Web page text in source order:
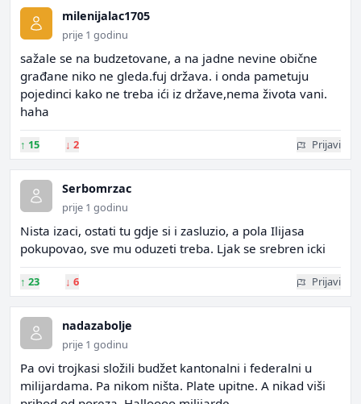
milenijalac1705
prije 1 godinu
sažale se na budzetovane, a na jadne nevine obične
građane niko ne gleda.fuj država. i onda pametuju
pojedinci kako ne treba ići iz države,nema života vani.
haha
↑ 15 ↓ 2 Prijavi
Serbomrzac
prije 1 godinu
Nista izaci, ostati tu gdje si i zasluzio, a pola Ilijasa
pokupovao, sve mu oduzeti treba. Ljak se srebren icki
↑ 23 ↓ 6 Prijavi
nadazabolje
prije 1 godinu
Pa ovi trojkasi složili budžet kantonalni i federalni u
milijardama. Pa nikom ništa. Plate upitne. A nikad viši